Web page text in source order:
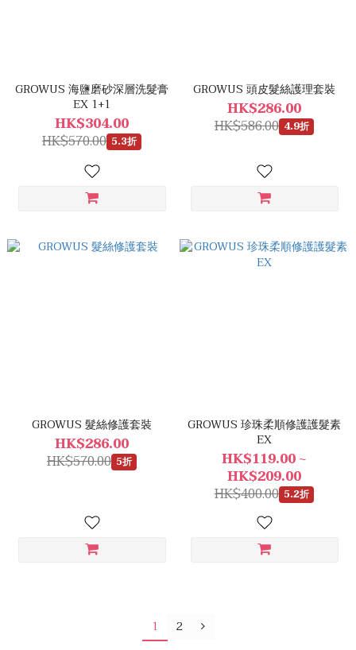
GROWUS 海鹽磨砂深層洗髮膏
EX 1+1
HK$304.00
HK$570.00 5.3折
GROWUS 頭皮髮絲護理套裝
HK$286.00
HK$586.00 4.9折
GROWUS 髮絲修護套裝
HK$286.00
HK$570.00 5折
GROWUS 珍珠柔順修護護髮素
EX
HK$119.00 ~
HK$209.00
HK$400.00 5.2折
1 2